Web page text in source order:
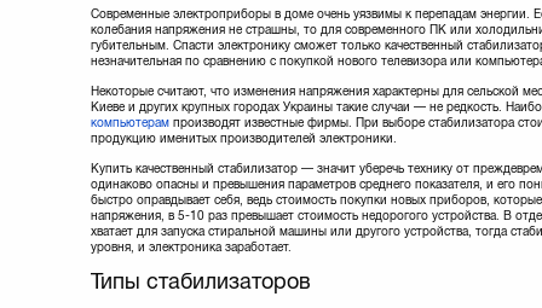
Современные электроприборы в доме очень уязвимы к перепадам энергии.
колебания напряжения не страшны, то для современного ПК или
губительным. Спасти электронику сможет только качественный
незначительная по сравнению с покупкой нового телевизора или
Некоторые считают, что изменения напряжения характерны для сельской
Киеве и других крупных городах Украины такие случаи — не редкость.
компьютерам производят известные фирмы. При выборе стабилизатора
продукцию именитых производителей электроники.
Купить качественный стабилизатор — значит уберечь технику от
одинаково опасны и превышения параметров среднего показателя, и его
быстро оправдывает себя, ведь стоимость покупки новых приборов, которые
напряжения, в 5-10 раз превышает стоимость недорогого устройства. В
хватает для запуска стиральной машины или другого устройства, тогда
уровня, и электроника заработает.
Типы стабилизаторов